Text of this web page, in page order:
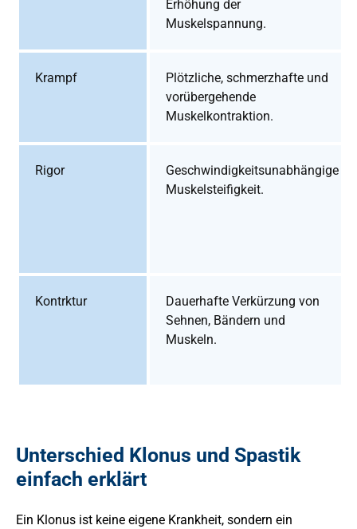
Erhöhung der
Muskelspannung.
Krampf
Plötzliche, schmerzhafte und
vorübergehende
Muskelkontraktion.
Rigor
Geschwindigkeitsunabhängige
Muskelsteifigkeit.
Kontrktur
Dauerhafte Verkürzung von
Sehnen, Bändern und
Muskeln.
Unterschied Klonus und Spastik
einfach erklärt
Ein Klonus ist keine eigene Krankheit, sondern ein